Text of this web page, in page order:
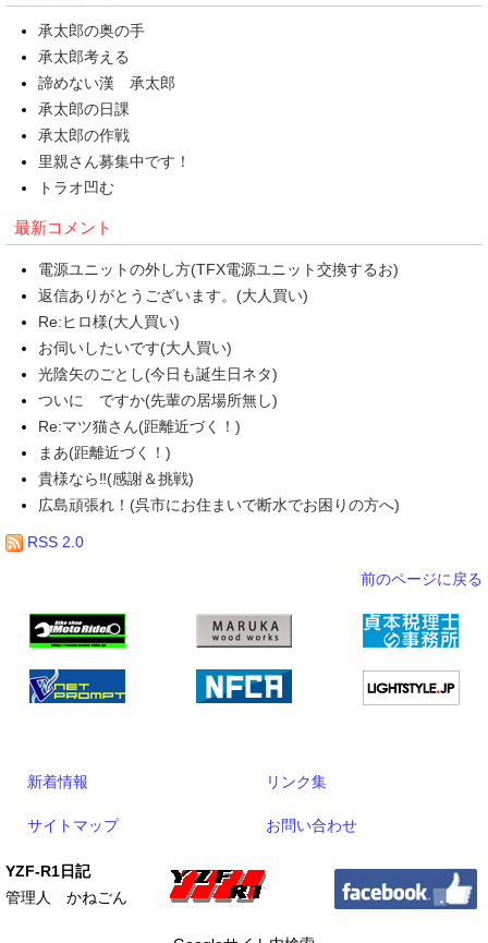
承太郎の奥の手
承太郎考える
諦めない漢 承太郎
承太郎の日課
承太郎の作戦
里親さん募集中です！
トラオ凹む
最新コメント
電源ユニットの外し方(TFX電源ユニット交換するお)
返信ありがとうございます。(大人買い)
Re:ヒロ様(大人買い)
お伺いしたいです(大人買い)
光陰矢のごとし(今日も誕生日ネタ)
ついに ですか(先輩の居場所無し)
Re:マツ猫さん(距離近づく！)
まあ(距離近づく！)
貴様なら‼(感謝＆挑戦)
広島頑張れ！(呉市にお住まいで断水でお困りの方へ)
RSS 2.0
前のページに戻る
新着情報 リンク集
サイトマップ お問い合わせ
YZF-R1日記
管理人 かねごん